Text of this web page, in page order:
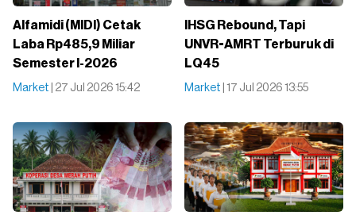
Alfamidi (MIDI) Cetak
Laba Rp485,9 Miliar
Semester I-2026
Market | 27 Jul 2026 15:42
IHSG Rebound, Tapi
UNVR-AMRT Terburuk di
LQ45
Market | 17 Jul 2026 13:55